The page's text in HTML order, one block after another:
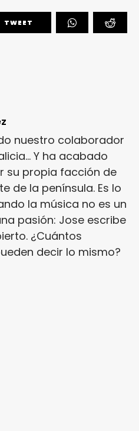
TWEET
nuestro colaborador
Y ha acabado
su propia facción de
de la península. Es lo
la música no es un
pasión: Jose escribe
¿Cuántos
decir lo mismo?